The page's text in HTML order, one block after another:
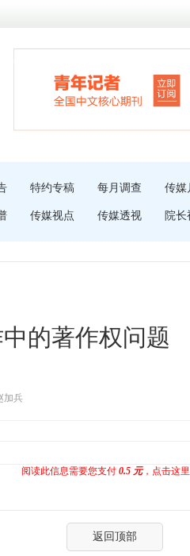
特约专稿 每月调查 传媒
传媒视点 传媒透视 院长
的著作权问题
加兵
阅读此信息需要您支付 0.5 元，点击这
返回顶部